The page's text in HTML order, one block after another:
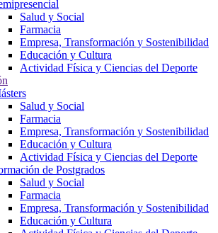
Salud y Social
Farmacia
Empresa, Transformación y Sostenibilidad
Educación y Cultura
Actividad Física y Ciencias del Deporte
Salud y Social
Farmacia
Empresa, Transformación y Sostenibilidad
Educación y Cultura
Actividad Física y Ciencias del Deporte
de Postgrados
Salud y Social
Farmacia
Empresa, Transformación y Sostenibilidad
Educación y Cultura